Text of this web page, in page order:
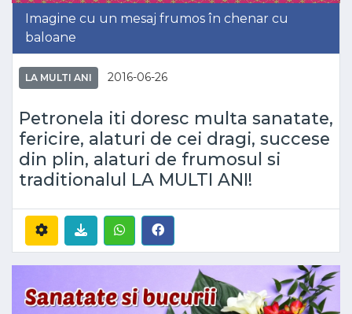
Imagine cu un mesaj frumos în chenar cu
baloane
LA MULTI ANI 2016-06-26
Petronela iti doresc multa sanatate,
fericire, alaturi de cei dragi, succese
din plin, alaturi de frumosul si
traditionalul LA MULTI ANI!